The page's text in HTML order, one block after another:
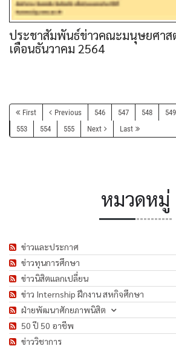
ประชาสัมพันธ์ข่าวคณะมนุษยศาส
เดือนธันวาคม 2564
First Previous 546 547 548 549
553
554 555 Next Last
หมวดหมู่
ข่าวและประกาศ
ข่าวทุนการศึกษา
ข่าวนิสิตแลกเปลี่ยน
ข่าว Internship ฝึกงาน สหกิจศึกษา
ฝ่ายพัฒนาศักยภาพนิสิต
50 ปี 50 อาชีพ
ข่าววิชาการ